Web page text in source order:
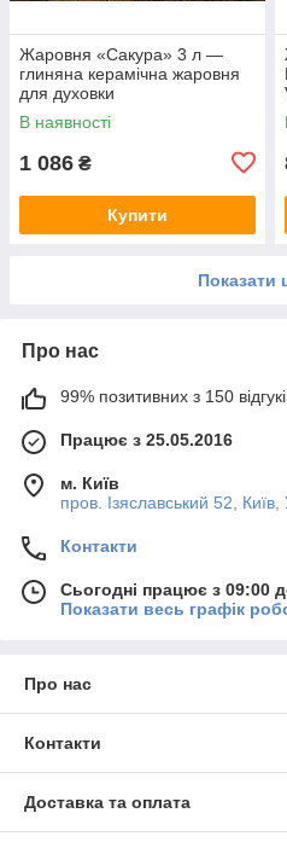
Жаровня «Сакура» 3 л —
глиняна керамічна жаровня
для духовки
В наявності
1 086 ₴
Купити
Показати
Про нас
99% позитивних з 150
Працює з 25.05.2016
м. Київ
пров. Ізяславський 52, Київ,
Контакти
Сьогодні працює з 09:00
Показати весь графік
Про нас
Контакти
Доставка та оплата